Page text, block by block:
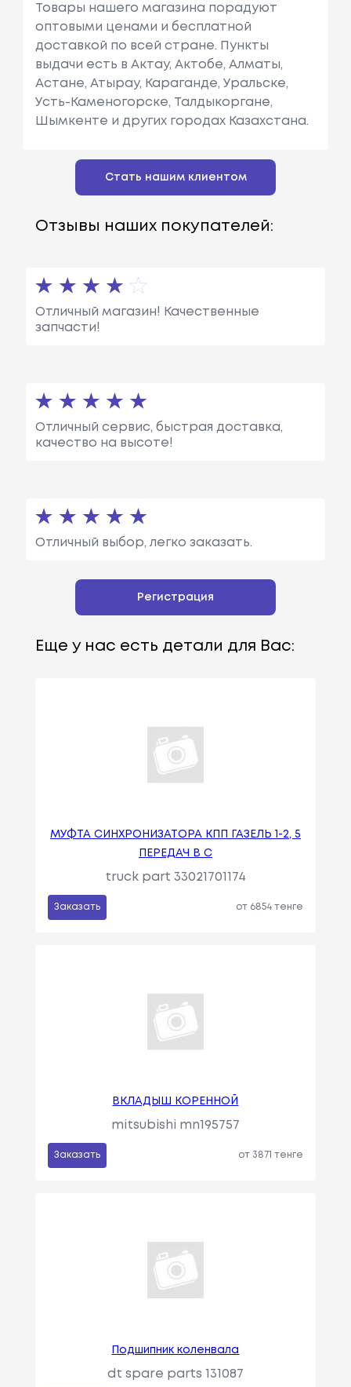
Товары нашего магазина порадуют
оптовыми ценами и бесплатной
доставкой по всей стране. Пункты
выдачи есть в Актау, Актобе, Алматы,
Астане, Атырау, Караганде, Уральске,
Усть-Каменогорске, Талдыкоргане,
Шымкенте и других городах Казахстана.
Стать нашим клиентом
Отзывы наших покупателей:
Отличный магазин! Качественные
запчасти!
Отличный сервис, быстрая доставка,
качество на высоте!
Отличный выбор, легко заказать.
Регистрация
Еще у нас есть детали для Вас:
МУФТА СИНХРОНИЗАТОРА КПП ГАЗЕЛЬ 1-2, 5
ПЕРЕДАЧ В С
truck part 33021701174
Заказать от 6854 тенге
ВКЛАДЫШ КОРЕННОЙ
mitsubishi mn195757
Заказать от 3871 тенге
Подшипник коленвала
dt spare parts 131087